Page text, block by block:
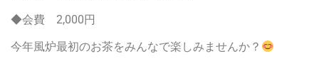
◆会費 2,000円
今年風炉最初のお茶をみんなで楽しみませんか？